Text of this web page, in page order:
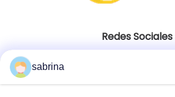
Redes Sociales
sabrina